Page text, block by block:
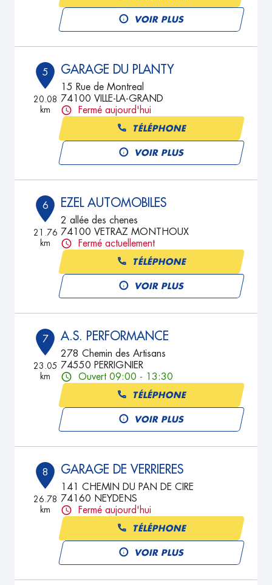
VOIR PLUS
5
20.08
km
GARAGE DU PLANTY
15 Rue de Montreal
74100 VILLE-LA-GRAND
Fermé aujourd'hui
TÉLÉPHONE
VOIR PLUS
6
21.76
km
EZEL AUTOMOBILES
2 allée des chenes
74100 VETRAZ MONTHOUX
Fermé actuellement
TÉLÉPHONE
VOIR PLUS
7
23.05
km
A.S. PERFORMANCE
278 Chemin des Artisans
74550 PERRIGNIER
Ouvert 09:00 - 13:30
TÉLÉPHONE
VOIR PLUS
8
26.78
km
GARAGE DE VERRIERES
141 CHEMIN DU PAN DE CIRE
74160 NEYDENS
Fermé aujourd'hui
TÉLÉPHONE
VOIR PLUS